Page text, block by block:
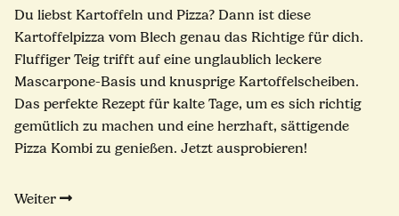
Du liebst Kartoffeln und Pizza? Dann ist diese
Kartoffelpizza vom Blech genau das Richtige für dich.
Fluffiger Teig trifft auf eine unglaublich leckere
Mascarpone-Basis und knusprige Kartoffelscheiben.
Das perfekte Rezept für kalte Tage, um es sich richtig
gemütlich zu machen und eine herzhaft, sättigende
Pizza Kombi zu genießen. Jetzt ausprobieren!
Weiter